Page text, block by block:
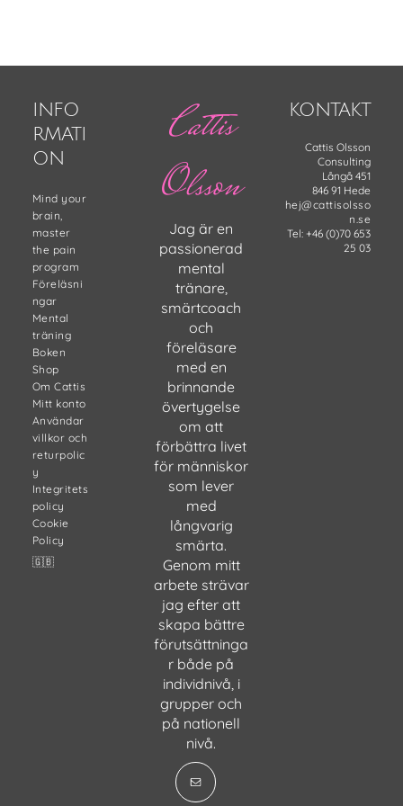
INFO
RMATI
ON
Mind your
brain,
master
the pain
program
Föreläsni
ngar
Mental
träning
Boken
Shop
Om Cattis
Mitt konto
Användar
villkor och
returpolic
y
Integritets
policy
Cookie
Policy
🇬🇧
Cattis
Olsson
Jag är en
passionerad
mental
tränare,
smärtcoach
och
föreläsare
med en
brinnande
övertygelse
om att
förbättra livet
för människor
som lever
med
långvarig
smärta.
Genom mitt
arbete strävar
jag efter att
skapa bättre
förutsättninga
r både på
individnivå, i
grupper och
på nationell
nivå.
KONTAKT
Cattis Olsson
Consulting
Långå 451
846 91 Hede
hej@cattisolsso
n.se
Tel: +46 (0)70 653
25 03